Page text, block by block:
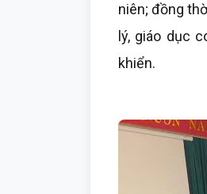
niên; đồng
lý, giáo dục
khiển.